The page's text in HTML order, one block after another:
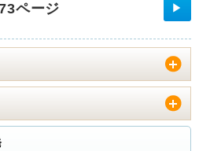
ページ ▶